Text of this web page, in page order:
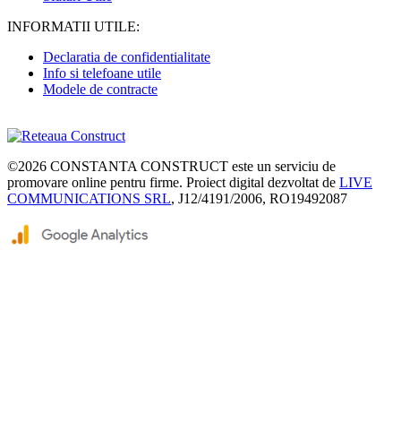
INFORMATII UTILE:
Declaratia de confidentialitate
Info si telefoane utile
Modele de contracte
©2026 CONSTANTA CONSTRUCT este un serviciu de
promovare online pentru firme. Proiect digital dezvoltat de LIVE
COMMUNICATIONS SRL, J12/4191/2006, RO19492087